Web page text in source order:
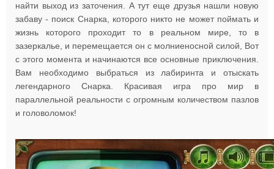
найти выход из заточения. А тут еще друзья нашли новую
забаву - поиск Снарка, которого никто не может поймать и
жизнь которого проходит то в реальном мире, то в
зазеркалье, и перемещается он с молниеносной силой, Вот
с этого момента и начинаются все основные приключения.
Вам необходимо выбраться из лабиринта и отыскать
легендарного Снарка. Красивая игра про мир в
параллельной реальности с огромным количеством пазлов
и головоломок!